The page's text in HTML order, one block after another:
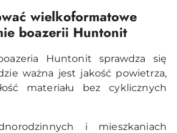
wielkoformatowe
boazerii Huntonit
Huntonit sprawdza się
ważna jest jakość powietrza,
materiału bez cyklicznych
i mieszkaniach